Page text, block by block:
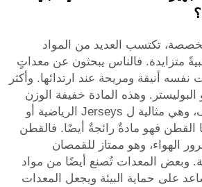
تكتسب العديد من المواد
متزايدة. فالناس يبحثون عن معداتٍ
نفسه أنيقة ومريحة عند ارتدائها. وأكثر
البوليستر. وهذه المادة خفيفة الوزن
وقوية وسريعة الجفاف، وهي مثالية ل Jerseys الرياضية أو
القطن فهو مادةٌ رائجةٌ أيضًا. فالقطن
الهواء، وهو ممتاز للقمصان
وبعض المعدات تُصنع أيضًا من مواد
على حماية البيئة ويجعل المعدات